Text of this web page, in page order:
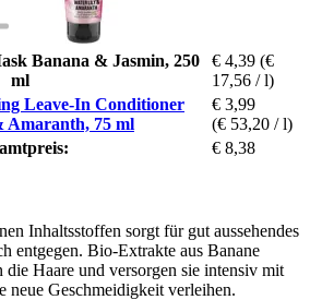
Banana & Jasmin, 250
ml
€ 4,39 (€
17,56 / l)
Leave-In Conditioner
Amaranth, 75 ml
€ 3,99
(€ 53,20 / l)
€ 8,38
Inhaltsstoffen sorgt für gut aussehendes
entgegen. Bio-Extrakte aus Banane
die Haare und versorgen sie intensiv mit
neue Geschmeidigkeit verleihen.